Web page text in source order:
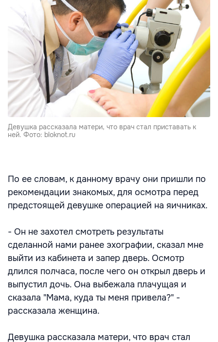
Девушка рассказала матери, что врач стал приставать к
ней. Фото: bloknot.ru
По ее словам, к данному врачу они пришли по
рекомендации знакомых, для осмотра перед
предстоящей девушке операцией на яичниках.
- Он не захотел смотреть результаты
сделанной нами ранее эхографии, сказал мне
выйти из кабинета и запер дверь. Осмотр
длился полчаса, после чего он открыл дверь и
выпустил дочь. Она выбежала плачущая и
сказала "Мама, куда ты меня привела?" -
рассказала женщина.
Девушка рассказала матери, что врач стал